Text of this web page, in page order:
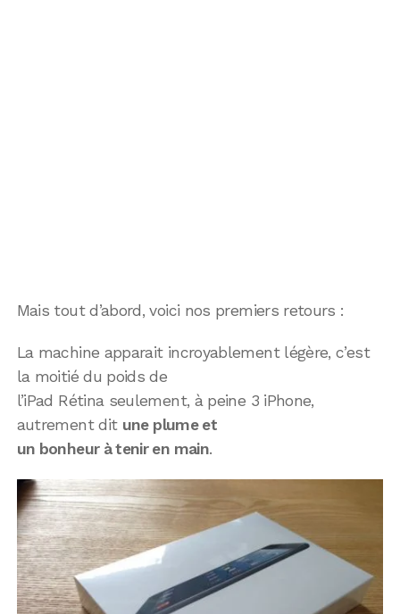
Mais tout d’abord, voici nos premiers retours :
La machine apparait incroyablement légère, c’est
la moitié du poids de
l’iPad Rétina seulement, à peine 3 iPhone,
autrement dit une plume et
un bonheur à tenir en main.